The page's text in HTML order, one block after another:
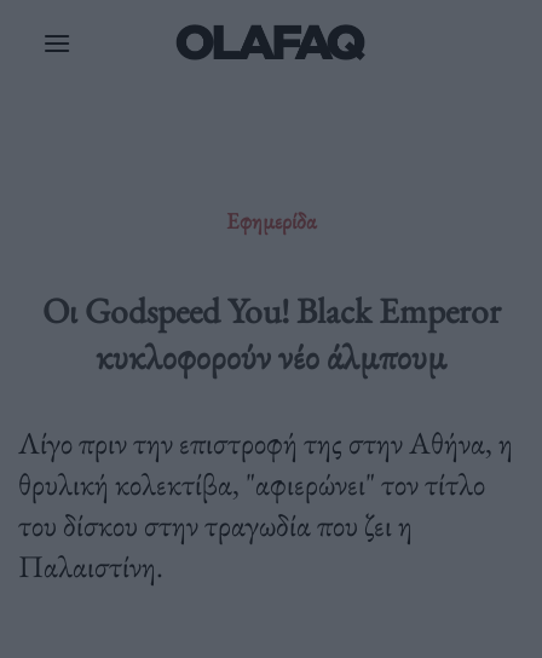
Εφημερίδα
Οι Godspeed You! Black Emperor
κυκλοφορούν νέο άλμπουμ
Λίγο πριν την επιστροφή της στην Αθήνα, η
θρυλική κολεκτίβα, "αφιερώνει" τον τίτλο
του δίσκου στην τραγωδία που ζει η
Παλαιστίνη.